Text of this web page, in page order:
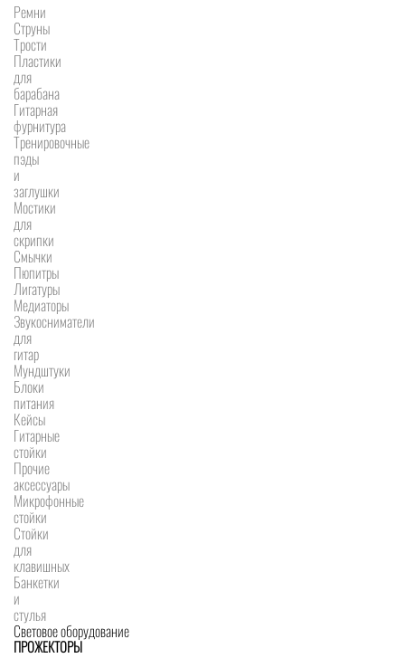
Ремни
Струны
Трости
Пластики
для
барабана
Гитарная
фурнитура
Тренировочные
пэды
и
заглушки
Мостики
для
скрипки
Смычки
Пюпитры
Лигатуры
Медиаторы
Звукосниматели
для
гитар
Мундштуки
Блоки
питания
Кейсы
Гитарные
стойки
Прочие
аксессуары
Микрофонные
стойки
Стойки
для
клавишных
Банкетки
и
стулья
Световое оборудование
ПРОЖЕКТОРЫ